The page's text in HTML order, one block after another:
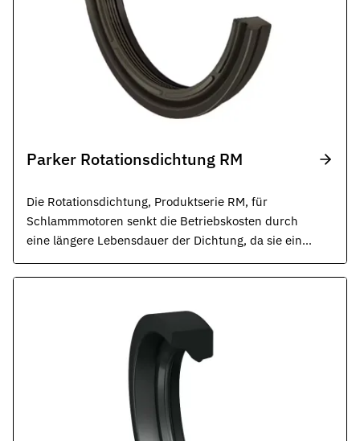
Parker Rotationsdichtung RM
Die Rotationsdichtung, Produktserie RM, für
Schlammmotoren senkt die Betriebskosten durch
eine längere Lebensdauer der Dichtung, da sie eine
höhere Bohrstundenzahl im Vergleich zu Dichtungen
anderer Anbieter aufweist.